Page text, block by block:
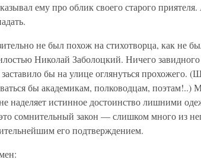
ему про облик своего старого
не был похож на стихотворца, как не
Николай Заболоцкий. Ничего
бы на улице оглянуться прохожего.
бы академикам, полководцам, поэтам!..)
наделяет истинное достоинство лишними
сомнительный закон — слишком много из
его подтверждением.